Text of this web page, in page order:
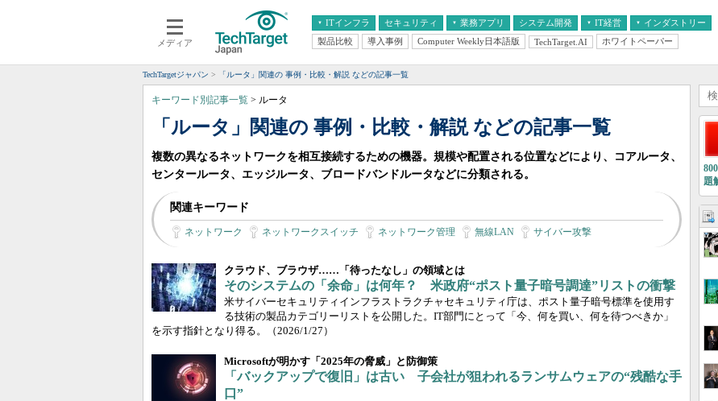
メディア
ITインフラ
クラウド
サーバ＆ストレージ
スマートモバイル
システム運用管理
セキュリティ 業務アプリ
エンタープライズAI
ERP
情報系システム
システム開発 IT経営
経営とIT
インダストリー
医療IT
製品比較 導入事例 Computer Weekly日本語版 TechTarget.AI ホワイトペーパー
TechTargetジャパン 「ルータ」関連の 事例・比較・解説 などの記事一覧
キーワード別記事一覧 > ルータ
「ルータ」関連の 事例・比較・解説 などの記事一覧
複数の異なるネットワークを相互接続するための機器。規模や配置される位置などにより、コアルータ、
センタールータ、エッジルータ、ブロードバンドルータなどに分類される。
関連キーワード
ネットワーク ネットワークスイッチ ネットワーク管理 無線LAN サイバー攻撃
クラウド、ブラウザ……「待ったなし」の領域とは
そのシステムの「余命」は何年？ 米政府“ポスト量子暗号調達”リストの衝撃
米サイバーセキュリティインフラストラクチャセキュリティ庁は、ポスト量子暗号標準を使用す
る技術の製品カテゴリーリストを公開した。IT部門にとって「今、何を買い、何を待つべきか」
を示す指針となり得る。
（2026/1/27）
Microsoftが明かす「2025年の脅威」と防御策
「バックアップで復旧」は古い 子会社が狙われるランサムウェアの“残酷な手
口”
題